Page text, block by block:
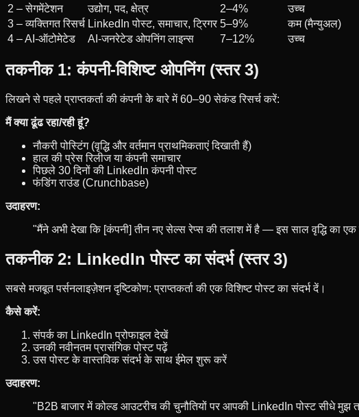
2 – सेगमेंटेशन
उद्योग, पद, क्षेत्र 2–4%
उच्च
3 – व्यक्तिगत रिसर्च LinkedIn पोस्ट, समाचार, ट्रिगर 5–9%
कम (मैन्युअल)
4 – AI-ऑटोमेटेड
AI-जनरेटेड ओपनिंग लाइन्स 7–12% उच्च
तकनीक 1: कंपनी-विशिष्ट ओपनिंग (स्तर 3)
लिखने से पहले प्राप्तकर्ता की कंपनी के बारे में 60–90 सेकंड रिसर्च करें:
मैं क्या ढूंढ रहा/रही हूं?
नौकरी पोस्टिंग (वृद्धि और वर्तमान प्राथमिकताएं दिखाती हैं)
हाल की प्रेस रिलीज या कंपनी समाचार
पिछले 30 दिनों की LinkedIn कंपनी पोस्ट
फंडिंग राउंड (Crunchbase)
उदाहरण:
"मैंने अभी देखा कि [कंपनी] तीन नए सेल्स रेप्स की तलाश में है — इस साल वृद्धि का
तकनीक 2: LinkedIn पोस्ट का संदर्भ (स्तर 3)
सबसे मजबूत पर्सनलाइज़ेशन दृष्टिकोण: प्राप्तकर्ता की एक विशिष्ट पोस्ट का संदर्भ दें।
कैसे करें:
संपर्क का LinkedIn प्रोफाइल देखें
उनकी नवीनतम प्रासंगिक पोस्ट पढ़ें
उस पोस्ट के वास्तविक संदर्भ के साथ ईमेल शुरू करें
उदाहरण:
"B2B बाजार में कोल्ड आउटरीच की चुनौतियों पर आपकी LinkedIn पोस्ट सीधे